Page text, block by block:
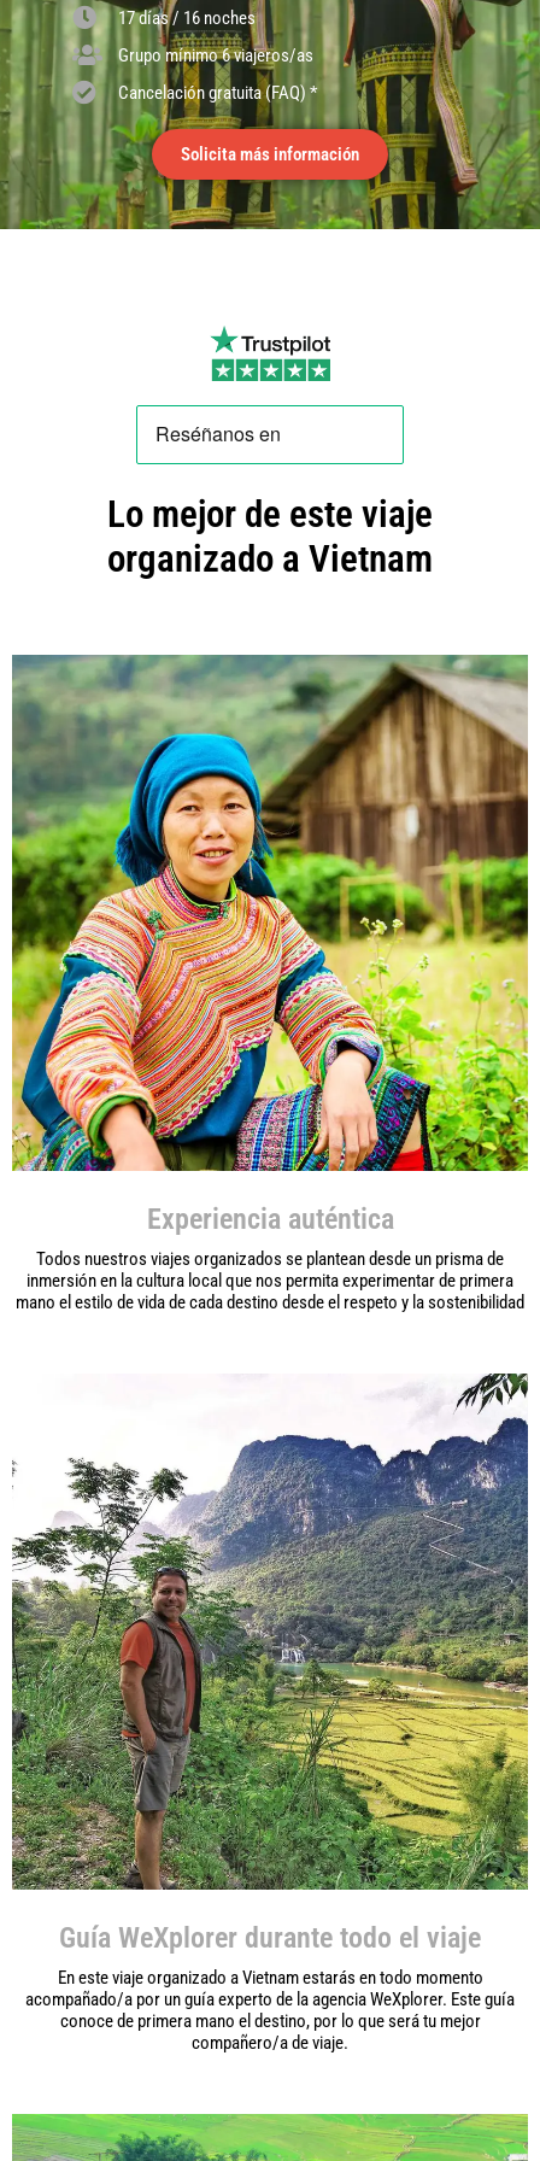
17 días / 16 noches
Grupo mínimo 6 viajeros/as
Cancelación gratuita (FAQ) *
Solicita más información
Lo mejor de este viaje
organizado a Vietnam
Experiencia auténtica
Todos nuestros viajes organizados se plantean desde un prisma de
inmersión en la cultura local que nos permita experimentar de primera
mano el estilo de vida de cada destino desde el respeto y la sostenibilidad
Guía WeXplorer durante todo el viaje
En este viaje organizado a Vietnam estarás en todo momento
acompañado/a por un guía experto de la agencia WeXplorer. Este guía
conoce de primera mano el destino, por lo que será tu mejor
compañero/a de viaje.